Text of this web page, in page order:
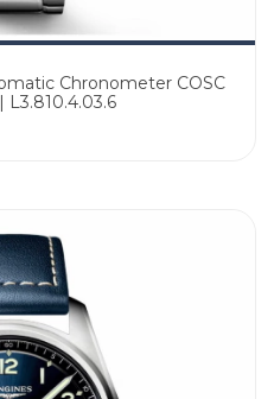
Chronometer COSC
L3.810.4.03.6